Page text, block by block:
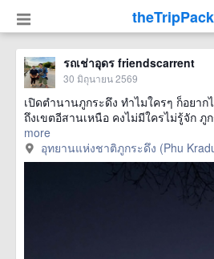
รถเช่าอุดร friendscarrent
30 มิถุนายน 2569
เปิดตำนานภูกระดึง ทำไมใครๆ ก็อยา
ถึงเขตอีสานเหนือ คงไม่มีใครไม่รู้จัก
more
อุทยานแห่งชาติภูกระดึง (Phu